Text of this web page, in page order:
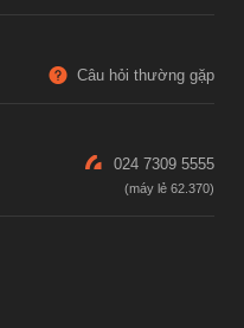
Câu hỏi thường gặp
024 7309 5555